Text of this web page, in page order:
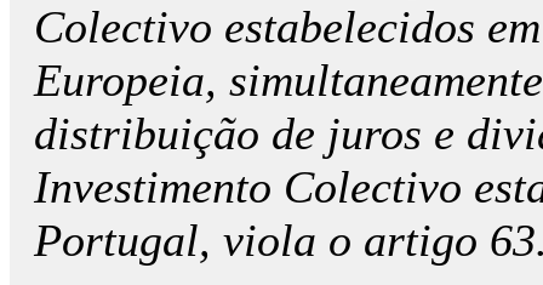
Colectivo estabelecidos
Europeia,
distribuição de juros e
Investimento Colectivo
Portugal, viola o artigo